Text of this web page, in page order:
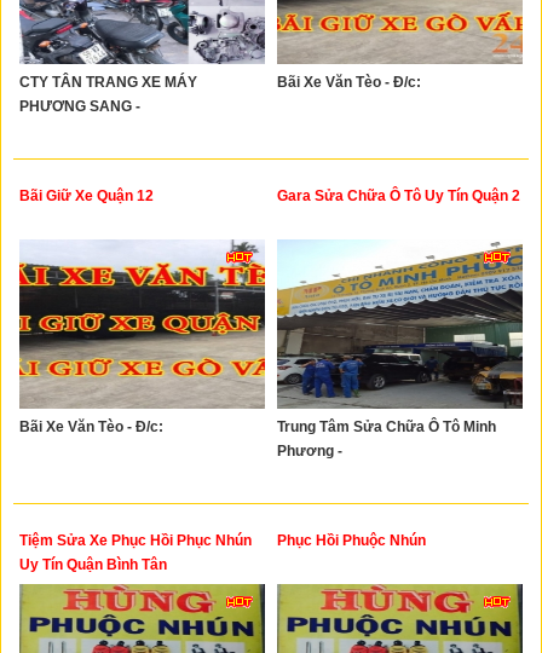
CTY TÂN TRANG XE MÁY
PHƯƠNG SANG -
Bãi Xe Văn Tèo - Đ/c:
Bãi Giữ Xe Quận 12
Bãi Xe Văn Tèo - Đ/c:
Gara Sửa Chữa Ô Tô Uy Tín Quận 2
Trung Tâm Sửa Chữa Ô Tô Minh
Phương -
Tiệm Sửa Xe Phục Hồi Phục Nhún
Uy Tín Quận Bình Tân
Phục Hồi Phuộc Nhún